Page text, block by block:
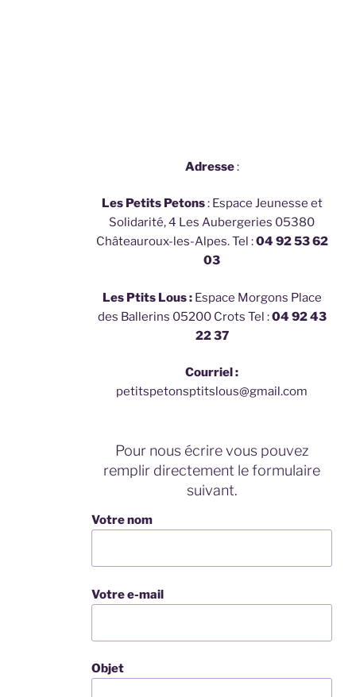
Adresse:
Les Petits Petons: Espace Jeunesse et
Solidarité, 4 Les Aubergeries 05380
Châteauroux-les-Alpes. Tel :04 92 53 62
03
Les Ptits Lous :Espace Morgons Place
des Ballerins 05200 Crots Tel :04 92 43
22 37
Courriel :
petitspetonsptitslous@gmail.com
Pour nous écrire vous pouvez
remplir directement le formulaire
suivant.
Votre nom
Votre e-mail
Objet